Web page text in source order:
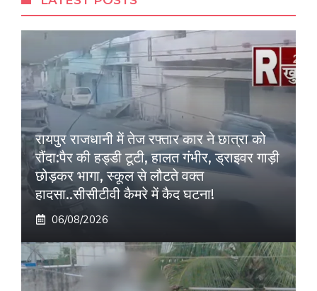
रायपुर राजधानी में तेज रफ्तार कार ने छात्रा को
रौंदा:पैर की हड्डी टूटी, हालत गंभीर, ड्राइवर गाड़ी
छोड़कर भागा, स्कूल से लौटते वक्त
हादसा..सीसीटीवी कैमरे में कैद घटना!
06/08/2026